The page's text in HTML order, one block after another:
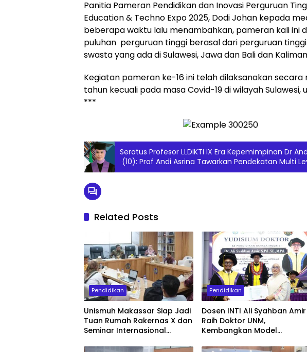
Panitia Pameran Pendidikan dan Inovasi Perguruan
Education & Techno Expo 2025, Dodi Johan kepada
beberapa waktu lalu menambahkan, pameran kali ini
puluhan perguruan tinggi berasal dari perguruan
swasta yang ada di Sulawesi, Jawa dan Bali dan
Kegiatan pameran ke-16 ini telah dilaksanakan secara
tahun kecuali pada masa Covid-19 di wilayah Sulawesi,
***
Seratus Profesor LLDIKTI IX Era Kepemimpinan Dr
(10): Prof Andi Asrina Tawarkan Pendekatan Multi
Pelibatan Komunitas Lokal Tingkatkan Kesadaran
Related Posts
Pendidikan
Unismuh Makassar Siap Jadi
Tuan Rumah Rakernas X dan
Seminar Internasional
Peserta dari Dalam dan Luar
Pendidikan
Dosen INTI Ali Syahban Amir
Raih Doktor UNM,
Kembangkan Model
Komunikasi Bisnis